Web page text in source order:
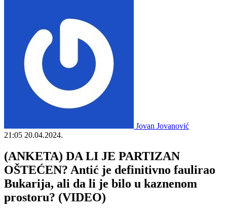
Jovan Jovanović
21:05 20.04.2024.
(ANKETA) DA LI JE PARTIZAN
OŠTEĆEN? Antić je definitivno faulirao
Bukarija, ali da li je bilo u kaznenom
prostoru? (VIDEO)